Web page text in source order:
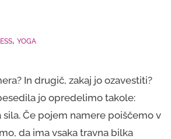
YOGA
In drugič, zakaj jo ozavestiti?
jo opredelimo takole:
Če pojem namere poiščemo v
da ima vsaka travna bilka